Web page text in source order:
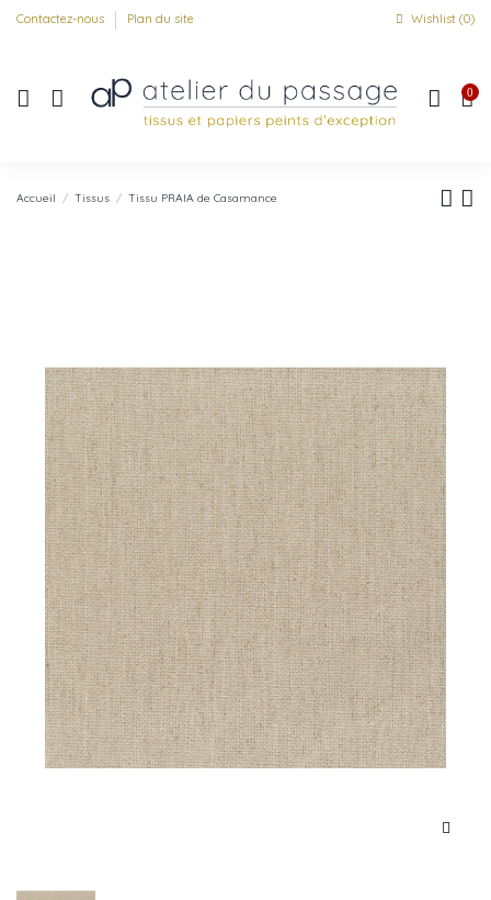
Contactez-nous Plan du site Wishlist (0)
0
Accueil Tissus Tissu PRAIA de Casamance